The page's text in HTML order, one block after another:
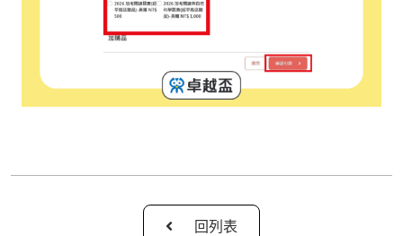
回列表